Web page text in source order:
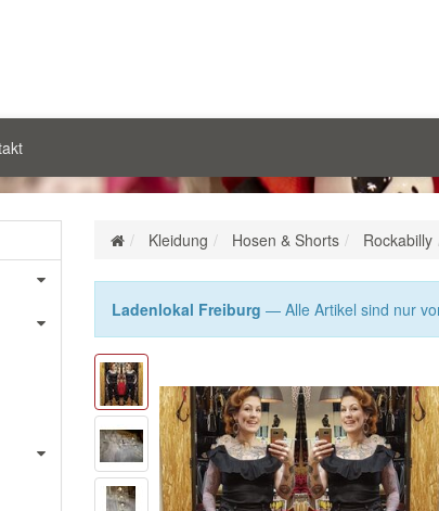
Kleidung Hosen & Shorts Rockabilly
Ladenlokal Freiburg — Alle Artikel sind nur